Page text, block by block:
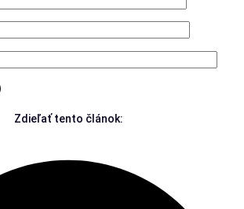
Zdieľať tento článok: